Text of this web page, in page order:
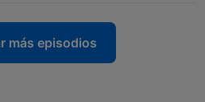
más episodios